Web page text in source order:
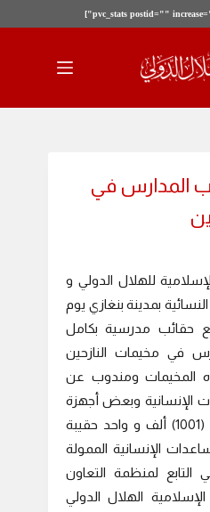
المدارس في
للهلال الدولي و
بمدينة بنغازي يوم
2012م بتوزيع حقائب مدرسية بكامل
في مخيمات النازحين
المخيمات ومندوب عن
الإنسانية وبعض أجهزة
الإعلام الوطنية ، بلغت كميتها (1001) ألف و واحد حقيبة
الإنسانية الممولة
لمنظمة التعاون
الهلال الدولي